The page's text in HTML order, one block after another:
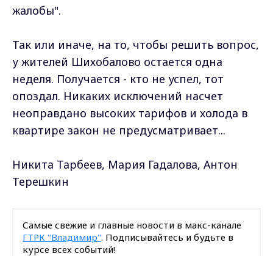
жалобы".
Так или иначе, на то, чтобы решить вопрос,
у жителей Шихобалово остается одна
неделя. Получается - кто не успел, тот
опоздал. Никаких исключений насчет
неоправдано высоких тарифов и холода в
квартире закон не предусматривает...
Никита Тарбеев, Мария Гадалова, Антон
Терешкин
Самые свежие и главные новости в макс-канале
ГТРК "Владимир". Подписывайтесь и будьте в
курсе всех событий!